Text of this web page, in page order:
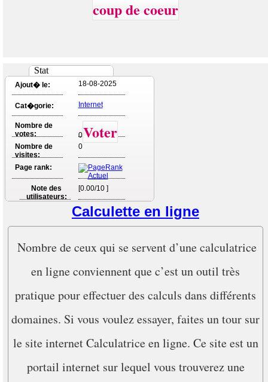
coup de coeur
Stat
Ajout� le: 18-08-2025
Cat�gorie: Internet
Nombre de
votes:
0Voter
Nombre de
visites:
0
Page rank:
Note des
utilisateurs:
[0.00/10 ]
Calculette en ligne
Nombre de ceux qui se servent d’une calculatrice
en ligne conviennent que c’est un outil très
pratique pour effectuer des calculs dans différents
domaines. Si vous voulez essayer, faites un tour sur
le site internet Calculatrice en ligne. Ce site est un
portail internet sur lequel vous trouverez une